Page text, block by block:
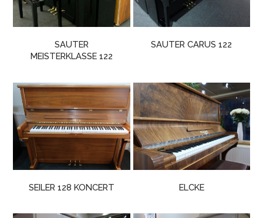
SAUTER
MEISTERKLASSE 122
SAUTER CARUS 122
SEILER 128 KONCERT ELCKE